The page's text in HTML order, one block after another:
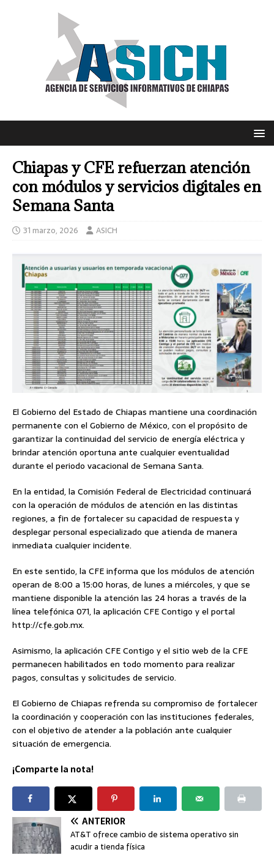
Chiapas y CFE refuerzan atención
con módulos y servicios digitales en
Semana Santa
31 marzo, 2026 ASICH
El Gobierno del Estado de Chiapas mantiene una coordinación
permanente con el Gobierno de México, con el propósito de
garantizar la continuidad del servicio de energía eléctrica y
brindar atención oportuna ante cualquier eventualidad
durante el periodo vacacional de Semana Santa.
En la entidad, la Comisión Federal de Electricidad continuará
con la operación de módulos de atención en las distintas
regiones, a fin de fortalecer su capacidad de respuesta y
desplegar personal especializado que atienda de manera
inmediata cualquier incidente.
En este sentido, la CFE informa que los módulos de atención
operan de 8:00 a 15:00 horas, de lunes a miércoles, y que se
mantiene disponible la atención las 24 horas a través de la
línea telefónica 071, la aplicación CFE Contigo y el portal
http://cfe.gob.mx.
Asimismo, la aplicación CFE Contigo y el sitio web de la CFE
permanecen habilitados en todo momento para realizar
pagos, consultas y solicitudes de servicio.
El Gobierno de Chiapas refrenda su compromiso de fortalecer
la coordinación y cooperación con las instituciones federales,
con el objetivo de atender a la población ante cualquier
situación de emergencia.
¡Comparte la nota!
ANTERIOR
AT&T ofrece cambio de sistema operativo sin
acudir a tienda física